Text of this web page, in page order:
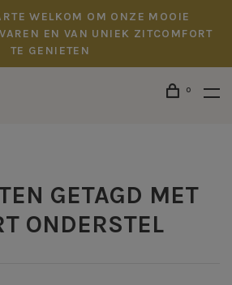
WELKOM OM ONZE MOOIE
EN VAN UNIEK ZITCOMFORT
TE GENIETEN
0
GETAGD MET
ONDERSTEL